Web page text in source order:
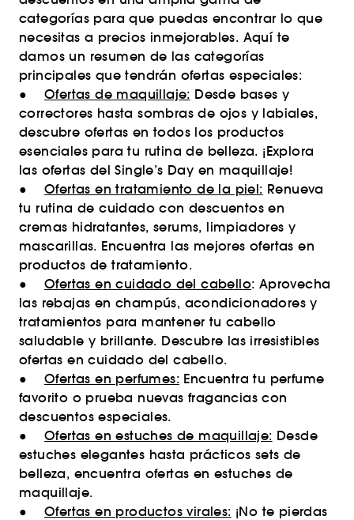
categorías para que puedas encontrar lo que
necesitas a precios inmejorables. Aquí te
damos un resumen de las categorías
principales que tendrán ofertas especiales:
● Ofertas de maquillaje: Desde bases y
correctores hasta sombras de ojos y labiales,
descubre ofertas en todos los productos
esenciales para tu rutina de belleza. ¡Explora
las ofertas del Single’s Day en maquillaje!
● Ofertas en tratamiento de la piel: Renueva
tu rutina de cuidado con descuentos en
cremas hidratantes, serums, limpiadores y
mascarillas. Encuentra las mejores ofertas en
productos de tratamiento.
● Ofertas en cuidado del cabello: Aprovecha
las rebajas en champús, acondicionadores y
tratamientos para mantener tu cabello
saludable y brillante. Descubre las irresistibles
ofertas en cuidado del cabello.
● Ofertas en perfumes: Encuentra tu perfume
favorito o prueba nuevas fragancias con
descuentos especiales.
● Ofertas en estuches de maquillaje: Desde
estuches elegantes hasta prácticos sets de
belleza, encuentra ofertas en estuches de
maquillaje.
● Ofertas en productos virales: ¡No te pierdas